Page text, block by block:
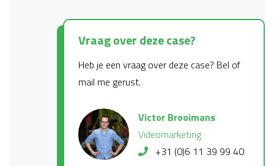
Vraag over deze case?
Heb je een vraag over deze case? Bel of
mail me gerust.
Victor Brooimans
Videomarketing
+31 (0)6 11 39 99 40